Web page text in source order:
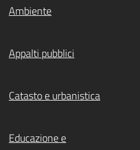
Ambiente
Appalti pubblici
Catasto e urbanistica
Educazione e